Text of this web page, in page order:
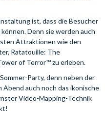
ist, dass die Besucher
Denn sie werden auch
Attraktionen wie den
Ratatouille: The
of Terror™ zu erleben.
Party, denn neben der
auch noch das ikonische
Video-Mapping-Technik